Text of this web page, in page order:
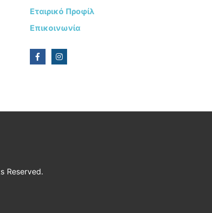
Εταιρικό Προφίλ
Επικοινωνία
Reserved.